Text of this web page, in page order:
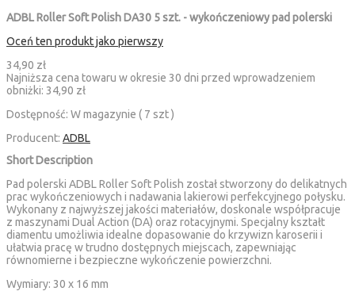
ADBL Roller Soft Polish DA30 5 szt. - wykończeniowy pad polerski
Oceń ten produkt jako pierwszy
34,90 zł
Najniższa cena towaru w okresie 30 dni przed wprowadzeniem
obniżki: 34,90 zł
Dostępność: W magazynie ( 7 szt )
Producent: ADBL
Short Description
Pad polerski ADBL Roller Soft Polish został stworzony do delikatnych
prac wykończeniowych i nadawania lakierowi perfekcyjnego połysku.
Wykonany z najwyższej jakości materiałów, doskonale współpracuje
z maszynami Dual Action (DA) oraz rotacyjnymi. Specjalny kształt
diamentu umożliwia idealne dopasowanie do krzywizn karoserii i
ułatwia pracę w trudno dostępnych miejscach, zapewniając
równomierne i bezpieczne wykończenie powierzchni.
Wymiary: 30 x 16 mm